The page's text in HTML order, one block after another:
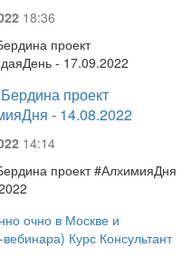
18:36
проект
- 17.09.2022
проект
- 14.08.2022
14:14
проект #АлхимияДня
очно в Москве и
Курс Консультант